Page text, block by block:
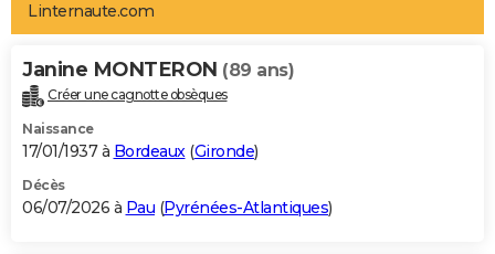
Art de vivre
Bien-être
Loisirs
Mode
Modes de vie
Alimentation
Guide de la santé
Maladies
Médicaments
Sommeil
VOYAGE
Destinations
City break
Voyage nature
Voyage de noces
Forum
Climat
+PHOTO
GUIDES D'ACHAT
BONS PLANS
Linternaute.com
Janine MONTERON (89 ans)
Créer une cagnotte obsèques
Naissance
17/01/1937 à Bordeaux(Gironde)
Décès
06/07/2026 à Pau (Pyrénées-Atlantiques)